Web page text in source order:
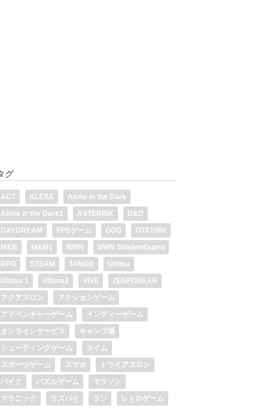
グ
ACT ALEXA
Alone in the Dark
Alone in the Dark1
ASTERISK
D&D
DAYDREAM
FPSゲーム GOG
GTX1080
M&B
M&M1 NWN
NWN ShadowGuard
RPG
STEAM TANGO
Ultima
Ultima 1
Ultima2 VIVE
ZENFONEAR
アクアスロン
アクションゲーム
アドベンチャーゲーム
インディーゲーム
オンラインサービス
キャンプ場
シューティングゲーム
スイム
スポーツゲーム
スマホ
トライアスロン
バイク
パズルゲーム
マラソン
マラニック
ラズパイ ラン
レトロゲーム